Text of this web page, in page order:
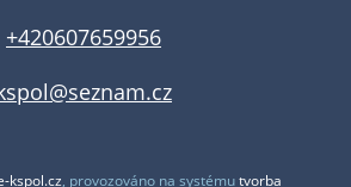
+420607659956
kspol.cz, provozováno na systémutvorba